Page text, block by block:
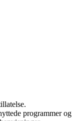
programmer og